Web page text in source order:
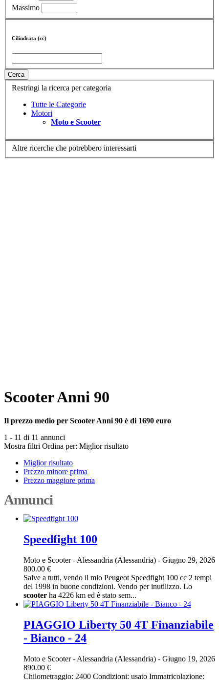
Massimo
Cilindrata (cc)
Cerca
Restringi la ricerca per categoria
Tutte le Categorie
Motori
Moto e Scooter
Altre ricerche che potrebbero interessarti
Scooter Anni 90
Il prezzo medio per Scooter Anni 90 è di 1690 euro
1 - 11 di 11 annunci
Mostra filtri Ordina per: Miglior risultato
Miglior risultato
Prezzo minore prima
Prezzo maggiore prima
Annunci
Speedfight 100
Moto e Scooter- Alessandria (Alessandria) - Giugno 29, 2026
800.00 €
Salve a tutti, vendo il mio Peugeot Speedfight 100 cc 2 tempi
del 1998 in buone condizioni. Vendo per inutilizzo. Lo
scooter ha 4226 km ed è stato sem...
PIAGGIO Liberty 50 4T Finanziabile
- Bianco - 24
Moto e Scooter- Alessandria (Alessandria) - Giugno 19, 2026
890.00 €
Chilometraggio: 2400 Condizioni: usato Immatricolazione: